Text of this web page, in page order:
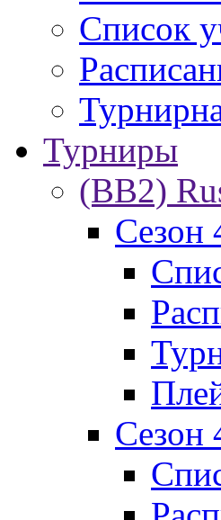
Список
Турниры
(BB2)
Сезон
Сезон